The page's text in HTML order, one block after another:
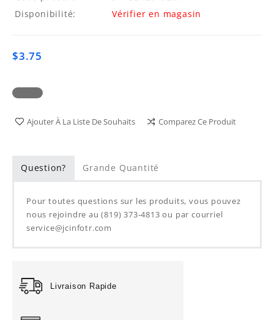
Disponibilité:
Vérifier en magasin
$3.75
Ajouter À La Liste De Souhaits Comparez Ce Produit
Question? Grande Quantité
Pour toutes questions sur les produits, vous pouvez
nous rejoindre au (819) 373-4813 ou par courriel
service@jcinfotr.com
Livraison Rapide